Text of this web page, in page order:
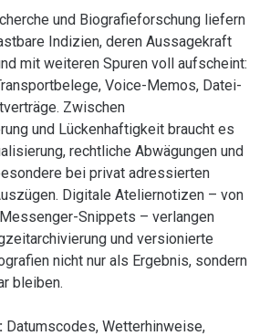
und Biografieforschung liefern
Indizien, deren Aussagekraft
mit weiteren Spuren voll aufscheint:
Voice-Memos, Datei-
Zwischen
und Lückenhaftigkeit braucht es
rechtliche Abwägungen und
bei privat adressierten
Digitale Ateliernotizen – von
Snippets – verlangen
und versionierte
nicht nur als Ergebnis, sondern
bleiben.
Datumscodes, Wetterhinweise,